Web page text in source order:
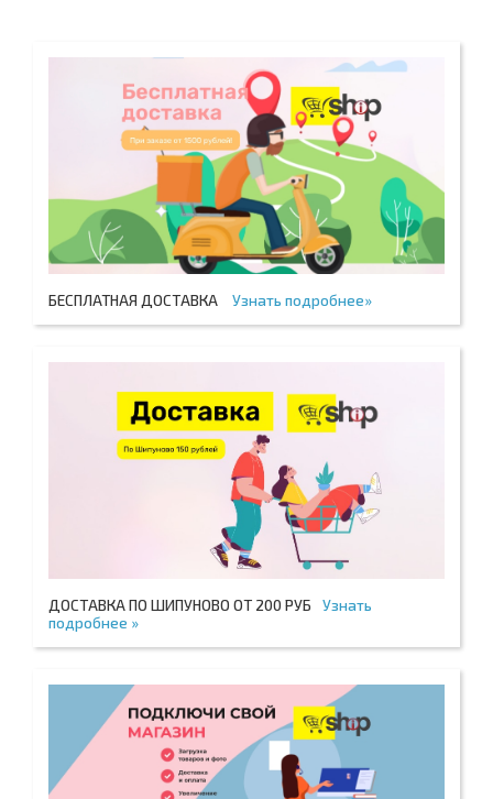
БЕСПЛАТНАЯ ДОСТАВКА Узнать подробнее»
ДОСТАВКА ПО ШИПУНОВО ОТ 200 РУБ
Узнать
подробнее »